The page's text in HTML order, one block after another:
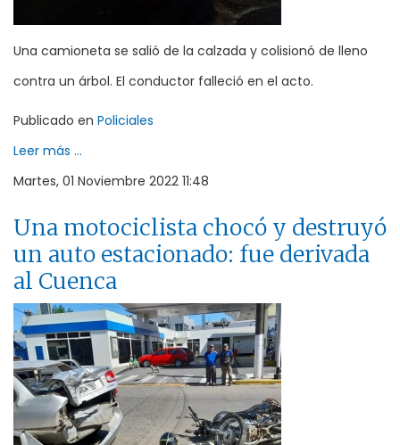
Una camioneta se salió de la calzada y colisionó de lleno
contra un árbol. El conductor falleció en el acto.
Publicado en Policiales
Leer más ...
Martes, 01 Noviembre 2022 11:48
Una motociclista chocó y destruyó
un auto estacionado: fue derivada
al Cuenca